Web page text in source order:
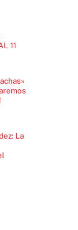
11
La